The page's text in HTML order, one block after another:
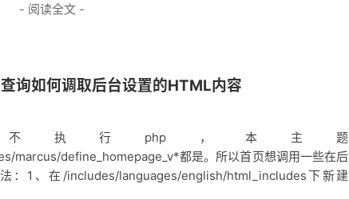
- 阅读全文 -
询如何调取后台设置的HTML内容
不执行php，本主题
define_homepage_v*都是。所以首页想调用一些在后
1、在/includes/languages/english/html_includes下新建